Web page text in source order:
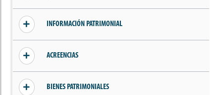
Sin información de parientes, cónyuge o
compañero(a) permanente
INFORMACIÓN PATRIMONIAL
Sin ingresos declarados
ACREENCIAS
Sin acreencias declaradas
BIENES PATRIMONIALES